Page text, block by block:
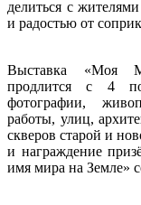
делиться с
и радостью от
Выставка «Моя
продлится с 4
фотографии,
работы, улиц,
скверов старой и
и награждение
имя мира на Земле»